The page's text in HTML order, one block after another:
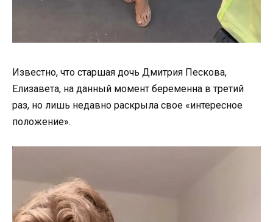
Известно, что старшая дочь Дмитрия Пескова,
Елизавета, на данный момент беременна в третий
раз, но лишь недавно раскрыла свое «интересное
положение».